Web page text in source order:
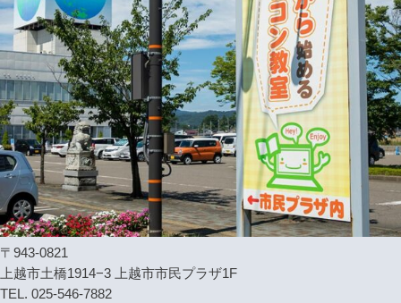
〒943-0821
上越市土橋1914−3 上越市市民プラザ1F
TEL. 025-546-7882